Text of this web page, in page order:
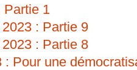
Partie 1
: Partie 9
: Partie 8
: Pour une